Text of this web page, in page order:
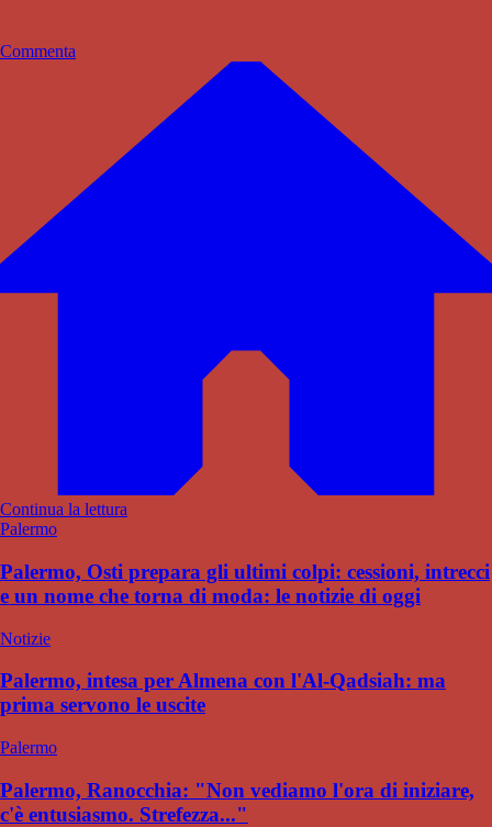
Commenta
Continua la lettura
Palermo
Palermo, Osti prepara gli ultimi colpi: cessioni, intrecci
e un nome che torna di moda: le notizie di oggi
Notizie
Palermo, intesa per Almena con l'Al-Qadsiah: ma
prima servono le uscite
Palermo
Palermo, Ranocchia: "Non vediamo l'ora di iniziare,
c'è entusiasmo. Strefezza..."